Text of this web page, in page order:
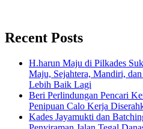
Recent Posts
H.harun Maju di Pilkades
Maju, Sejahtera, Mandiri,
Lebih Baik Lagi
Beri Perlindungan Pencari
Penipuan Calo Kerja
Kades Jayamukti dan